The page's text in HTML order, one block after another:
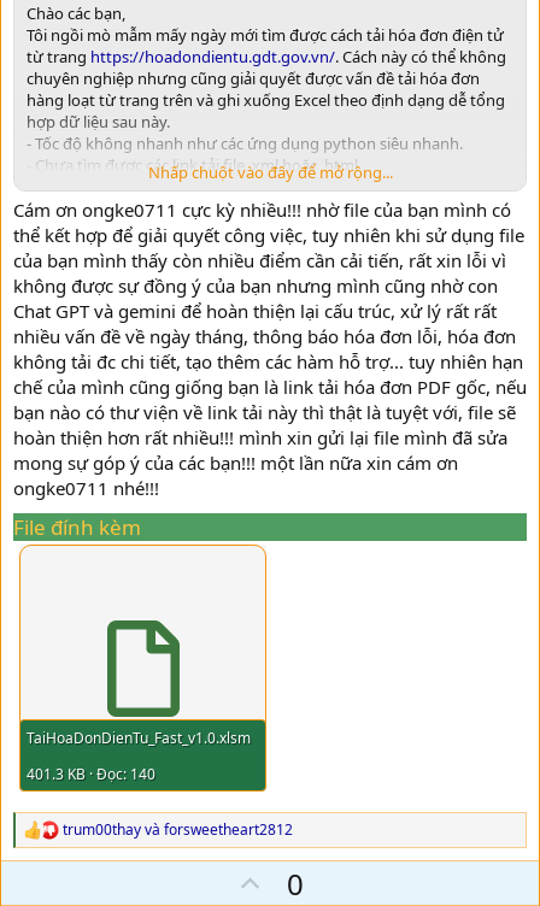
Chào các bạn,
Tôi ngồi mò mẫm mấy ngày mới tìm được cách tải hóa đơn điện tử
từ trang https://hoadondientu.gdt.gov.vn/. Cách này có thể không
chuyên nghiệp nhưng cũng giải quyết được vấn đề tải hóa đơn
hàng loạt từ trang trên và ghi xuống Excel theo định dạng dễ tổng
hợp dữ liệu sau này.
- Tốc độ không nhanh như các ứng dụng python siêu nhanh.
- Chưa tìm được các link tải file .xml hoặc .html
- Chưa trải nghiệm qua các định dạng hóa đơn điện tử của các nhà
cung cấp giải pháp khác nhau nên sẽ không đảm bảo chạy đúng
100%.
- Chưa biết cách tích hợp code vượt Captcha của (Python, C#..) vào
VBA nên phải nhập Captcha thủ công.
Nói chung cái tool cũng giải quyết được việc tải hóa đơn hàng loạt
.
Tôi sẽ upload file demo không khóa (có khóa cũng như không) sau
vì code còn lộn xộn lắm. Các bạn xem qua và đóng góp cách xử lý
tốt hơn, gọn hơn nhé.
*** 12/10/2024:Cập nhật sửa một đống lỗi.
*** 15/10/2024:Cập nhật sửa lỗi Null và nhập ngày tháng.
*** 16/10/2024: Thêm tính năng lưu User/Pass
*** 20/10/2024: Sửa lỗi hiển thị ngày tháng
code phụ trợ.
*** 28/10/2024: Sửa lấy hóa đơn từ máy tính tiền
*** 07/11/2024: Sửa code trích xuất dữ liệu, thêm cột so sánh.
*** 13/11/2024: Dùng code của bạn Hesanbi để tự động nhập
Captcha. Thêm code lấy link tra cứu của VNPT và BKAV.
Nhấp chuột vào đây để mở rộng...
Cám ơn ongke0711 cực kỳ nhiều!!! nhờ file của bạn mình có
thể kết hợp để giải quyết công việc, tuy nhiên khi sử dụng file
của bạn mình thấy còn nhiều điểm cần cải tiến, rất xin lỗi vì
không được sự đồng ý của bạn nhưng mình cũng nhờ con
Chat GPT và gemini để hoàn thiện lại cấu trúc, xử lý rất rất
nhiều vấn đề về ngày tháng, thông báo hóa đơn lỗi, hóa đơn
không tải đc chi tiết, tạo thêm các hàm hỗ trợ... tuy nhiên hạn
chế của mình cũng giống bạn là link tải hóa đơn PDF gốc, nếu
bạn nào có thư viện về link tải này thì thật là tuyệt với, file sẽ
hoàn thiện hơn rất nhiều!!! mình xin gửi lại file mình đã sửa
mong sự góp ý của các bạn!!! một lần nữa xin cám ơn
ongke0711 nhé!!!
File đính kèm
TaiHoaDonDienTu_Fast_v1.0.xlsm
401.3 KB · Đọc: 140
R
e
trum00thayvà forsweetheart2812
U0